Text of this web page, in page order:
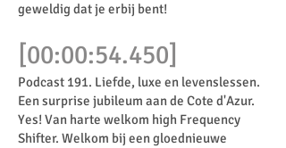
geweldig dat je erbij bent!
[00:00:54.450]
Podcast 191. Liefde, luxe en levenslessen.
Een surprise jubileum aan de Cote d'Azur.
Yes! Van harte welkom high Frequency
Shifter. Welkom bij een gloednieuwe